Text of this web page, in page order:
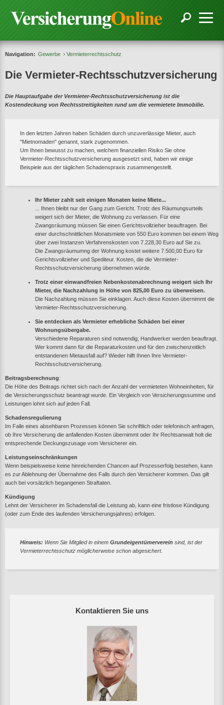
Kontaktieren Sie uns
Navigation: Gewerbe Vermieterrechtsschutz
Die Vermieter-Rechtsschutzversicherung
Die Hauptaufgabe der Vermieter-Rechtsschutzversicherung ist die
Kostendeckung von Rechtsstreitigkeiten rund um die vermietete Immobilie.
In den letzten Jahren haben Schäden durch unzuverlässige Mieter, auch
"Mietnomaden" genannt, stark zugenommen.
Um Ihnen bewusst zu machen, welchem finanziellen Risiko Sie ohne
Vermieter-Rechtsschutzversicherung ausgesetzt sind, haben wir einige
Beispiele aus der täglichen Schadenspraxis zusammengestellt.
Ihr Mieter zahlt seit einigen Monaten keine Miete...
... Ihnen bleibt nur der Gang zum Gericht. Trotz des Räumungsurteils
weigert sich der Mieter, die Wohnung zu verlassen. Für eine
Zwangsräumung müssen Sie einen Gerichtsvollzieher beauftragen. Bei
einer durchschnittlichen Monatsmiete von 550 Euro kommen bei einem Weg
über zwei Instanzen Verfahrenskosten von 7.228,30 Euro auf Sie zu.
Die Zwangsräumumng der Wohnung kostet weitere 7.500,00 Euro für
Gerichtsvollzieher und Spediteur. Kosten, die die Vermieter-
Rechtsschutzversicherung übernehmen würde.
Trotz einer einwandfreien Nebenkostenabrechnung weigert sich Ihr
Mieter, die Nachzahlung in Höhe von 825,00 Euro zu überweisen.
Die Nachzahlung müssen Sie einklagen. Auch diese Kosten übernimmt die
Vermieter-Rechtsschutzversicherung.
Sie entdecken als Vermieter erhebliche Schäden bei einer
Wohnungsübergabe.
Verschiedene Reparaturen sind notwendig; Handwerker werden beauftragt.
Wer kommt dann für die Reparaturkosten und für den zwischenzeitlich
entstandenen Mietausfall auf? Wieder hilft Ihnen Ihre Vermieter-
Rechtsschutzversicherung.
Beitragsberechnung:
Die Höhe des Beitrags richtet sich nach der Anzahl der vermieteten Wohneinheiten, für
die Versicherungsschutz beantragt wurde. Ein Vergleich von Versicherungssumme und
Leistungen lohnt sich auf jeden Fall.
Schadensregulierung
Im Falle eines absehbaren Prozesses können Sie schriftlich oder telefonisch anfragen,
ob Ihre Versicherung die anfallenden Kosten übernimmt oder Ihr Rechtsanwalt holt die
entsprechende Deckungszusage vom Versicherer ein.
Leistungseinschränkungen
Wenn beispielsweise keine hinreichenden Chancen auf Prozesserfolg bestehen, kann
es zur Ablehnung der Übernahme des Falls durch den Versicherer kommen. Das gilt
auch bei vorsätzlich begangenen Straftaten.
Kündigung
Lehnt der Versicherer im Schadensfall die Leistung ab, kann eine fristlose Kündigung
(oder zum Ende des laufenden Versicherungsjahres) erfolgen.
Hinweis: Wenn Sie Mitglied in einem Grundeigentümerverein sind, ist der
Vermieterrechtsschutz möglicherweise schon abgesichert.